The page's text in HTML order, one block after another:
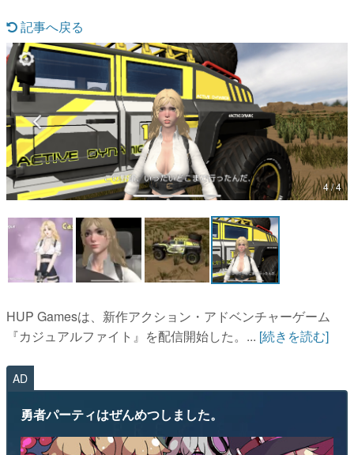
カテゴリ
特集記事
マンガ
女性向け
アプリレビュー
その他
電ファミニコゲーマーとは？
運営：株式会社マレ
記事へ戻る
4 / 4
HUP Gamesは、新作アクション・アドベンチャーゲーム
『カジュアルファイト』を配信開始した。... [続きを読む]
AD
勇者パーティはぜんめつしました。